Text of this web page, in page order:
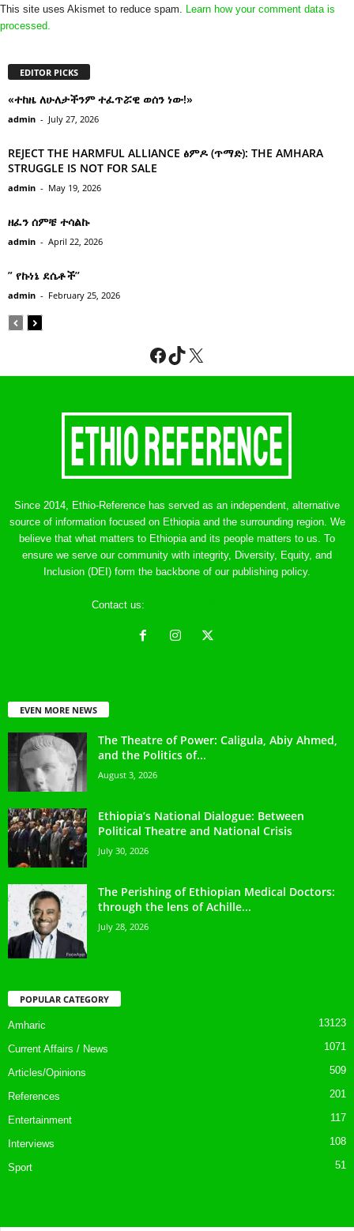
This site uses Akismet to reduce spam. Learn how your comment data is
processed.
EDITOR PICKS
«ተከዜ ለሁለታችንም ተፈጥሯዊ ወሰን ነው!»
admin - July 27, 2026
REJECT THE HARMFUL ALLIANCE ፅምዶ (ጥማድ): THE AMHARA
STRUGGLE IS NOT FOR SALE
admin - May 19, 2026
ዘፈን ሰምቼ ተሳልኩ
admin - April 22, 2026
” የኩነኔ ደሴቶች’’
admin - February 25, 2026
Facebook
TikTok
X
Since 2014, Ethio-Reference has served as an independent, alternative
source of information focused on Ethiopia and the surrounding region. We
believe that what matters to Ethiopia and its people matters to us. To
ensure we serve our community with integrity, Diversity, Equity, and
Inclusion (DEI) form the backbone of our publishing policy.
Contact us:
EVEN MORE NEWS
The Theatre of Power: Caligula, Abiy Ahmed,
and the Politics of...
August 3, 2026
Ethiopia’s National Dialogue: Between
Political Theatre and National Crisis
July 30, 2026
The Perishing of Ethiopian Medical Doctors:
through the lens of Achille...
July 28, 2026
POPULAR CATEGORY
Amharic 13123
Current Affairs / News 1071
Articles/Opinions 509
References 201
Entertainment 117
Interviews 108
Sport 51